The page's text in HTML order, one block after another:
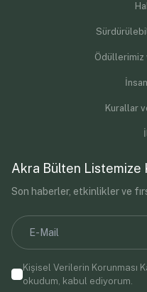
Ödüllerimiz
Kurallar
Akra Bülten Listemize
Son haberler, etkinlikler ve
Kişisel Verilerin Korunması
okudum, kabul ediyorum.